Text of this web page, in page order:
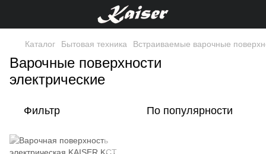
Каталог Бытовая техника Встраиваемые варочные
Варочные поверхности
электрические
Фильтр По популярности